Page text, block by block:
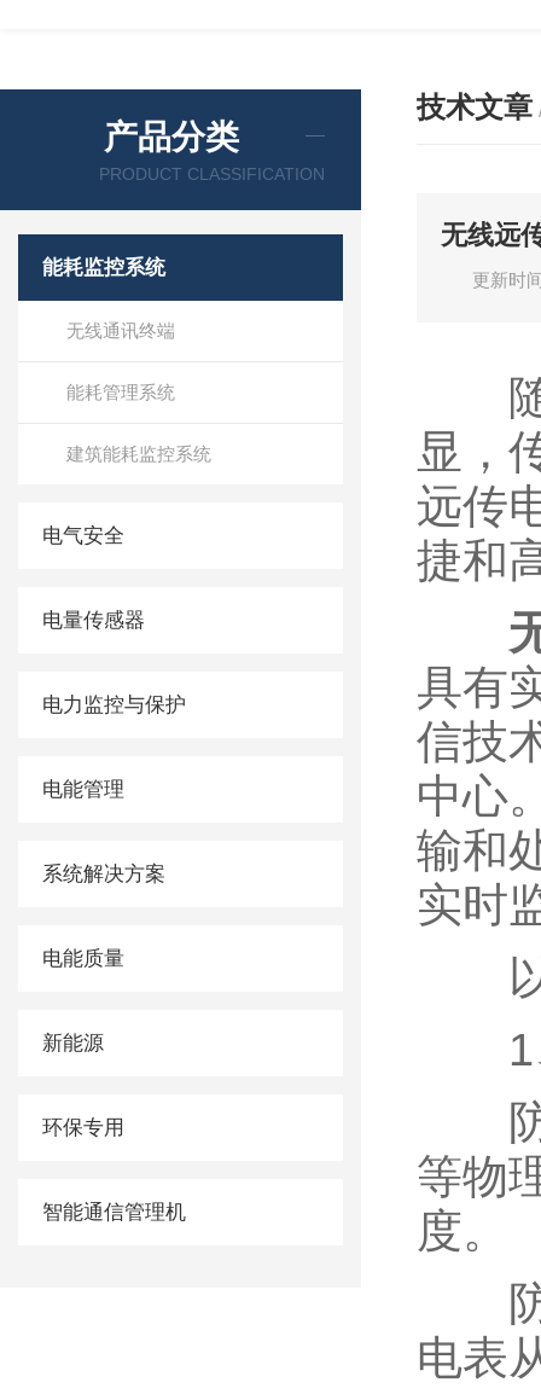
产品分类
PRODUCT CLASSIFICATION
能耗监控系统
无线通讯终端
能耗管理系统
建筑能耗监控系统
电气安全
电量传感器
电力监控与保护
电能管理
系统解决方案
电能质量
新能源
环保专用
智能通信管理机
技术文章
无线远
更新时
随
显，
远传
捷和
具有
信技
中心
输和
实时
以
1、
防
等物
度。
防
电表